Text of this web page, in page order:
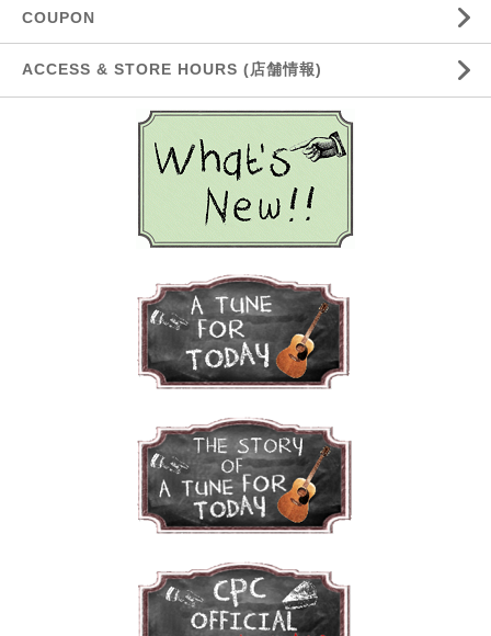
COUPON
ACCESS & STORE HOURS (店舗情報)